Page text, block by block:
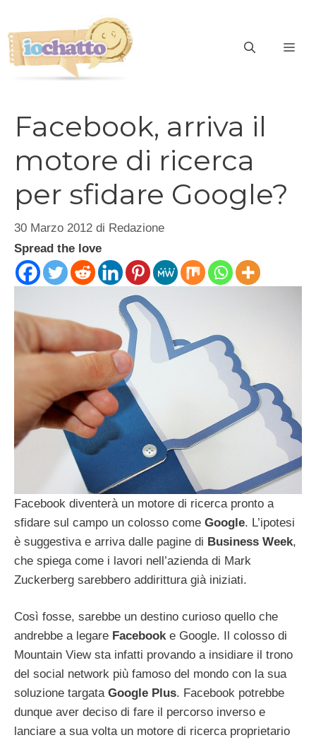
contenuto
Facebook, arriva il
motore di ricerca
per sfidare Google?
30 Marzo 2012 di Redazione
Spread the love
Facebook diventerà un motore di ricerca pronto a
sfidare sul campo un colosso come Google. L’ipotesi
è suggestiva e arriva dalle pagine di Business Week,
che spiega come i lavori nell’azienda di Mark
Zuckerberg sarebbero addirittura già iniziati.
Così fosse, sarebbe un destino curioso quello che
andrebbe a legare Facebooke Google. Il colosso di
Mountain View sta infatti provando a insidiare il trono
del social network più famoso del mondo con la sua
soluzione targata Google Plus. Facebook potrebbe
dunque aver deciso di fare il percorso inverso e
lanciare a sua volta un motore di ricerca proprietario